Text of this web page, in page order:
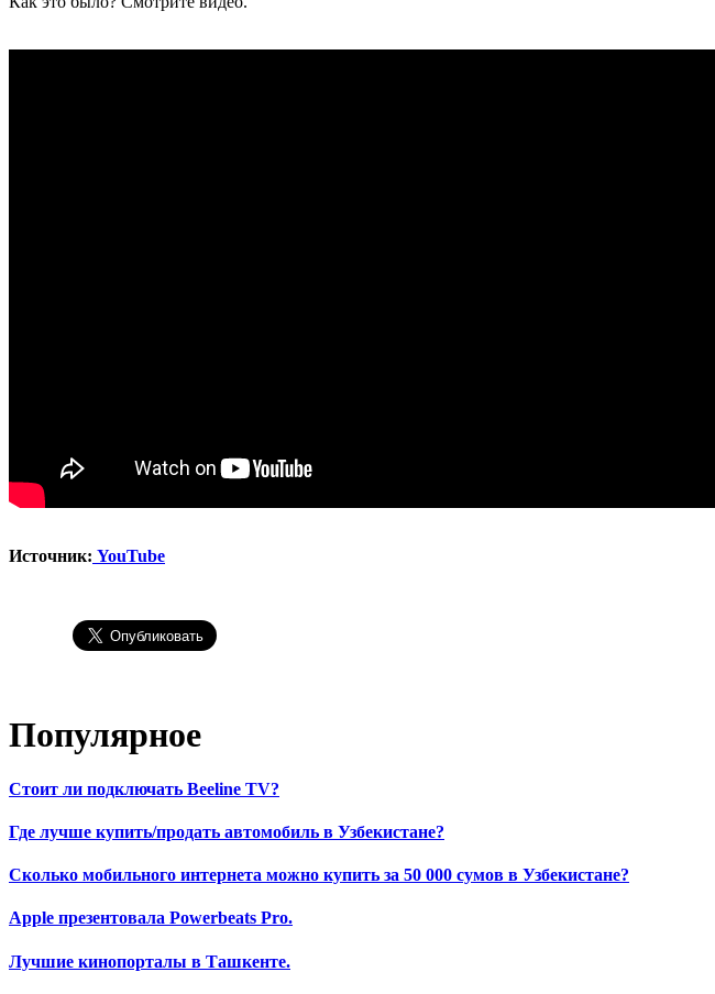
Источник: YouTube
Популярное
Стоит ли подключать Beeline TV?
Где лучше купить/продать автомобиль в Узбекистане?
Сколько мобильного интернета можно купить за 50 000 сумов в Узбекистане?
Apple презентовала Powerbeats Pro.
Лучшие кинопорталы в Ташкенте.